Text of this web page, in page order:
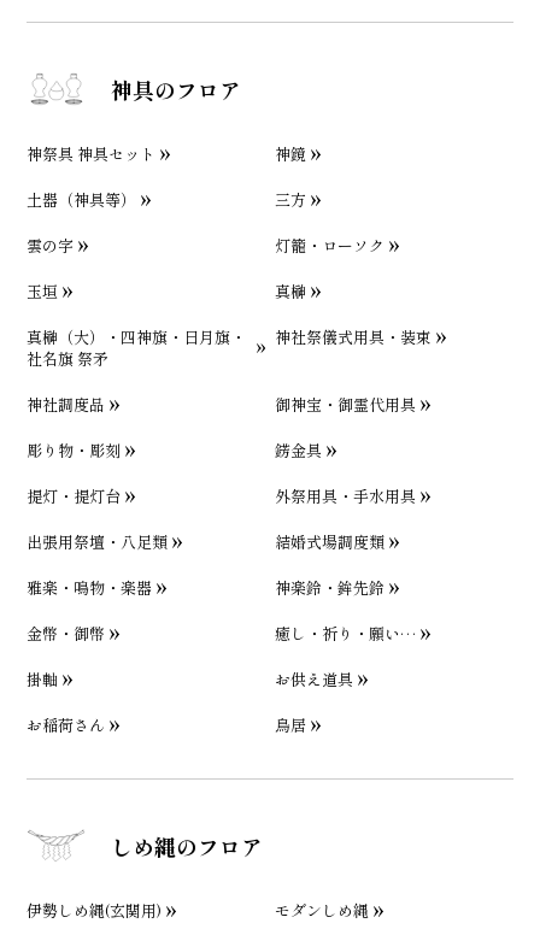
神具のフロア
神祭具 神具セット
神鏡
土器（神具等）
三方
雲の字
灯籠・ローソク
玉垣
真榊
真榊（大）・四神旗・日月旗・
社名旗 祭矛
神社祭儀式用具・装束
神社調度品
御神宝・御霊代用具
彫り物・彫刻
錺金具
提灯・提灯台
外祭用具・手水用具
出張用祭壇・八足類
結婚式場調度類
雅楽・鳴物・楽器
神楽鈴・鉾先鈴
金幣・御幣
癒し・祈り・願い…
掛軸
お供え道具
お稲荷さん
鳥居
しめ縄のフロア
伊勢しめ縄(玄関用) モダンしめ縄